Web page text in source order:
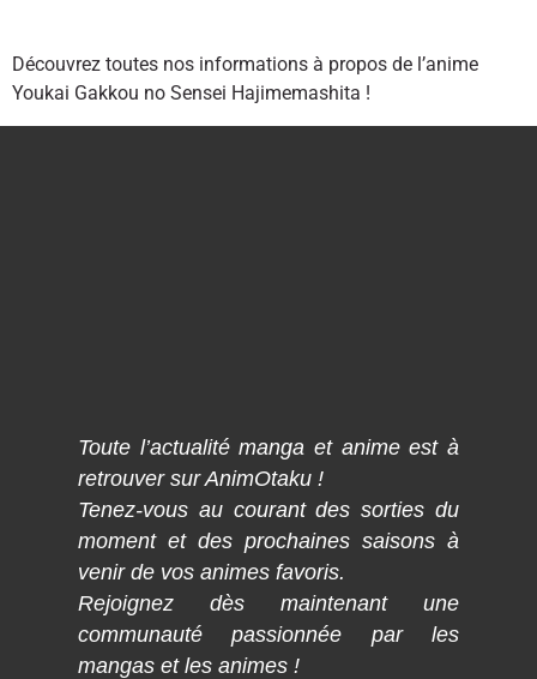
Découvrez toutes nos informations à propos de l’anime
Youkai Gakkou no Sensei Hajimemashita !
Toute l’actualité manga et anime est à
retrouver sur AnimOtaku !
Tenez-vous au courant des sorties du
moment et des prochaines saisons à
venir de vos animes favoris.
Rejoignez dès maintenant une
communauté passionnée par les
mangas et les animes !